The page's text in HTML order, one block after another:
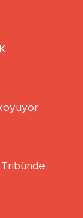
Tribünde